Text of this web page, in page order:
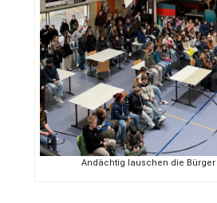
Andächtig lauschen die Bürger